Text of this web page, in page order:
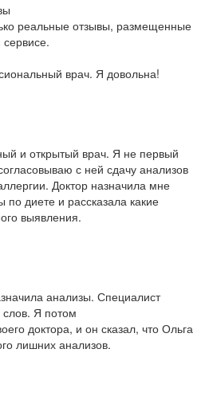
реальные отзывы, размещенные
врач. Я довольна!
и открытый врач. Я не первый
с ней сдачу анализов
Доктор назначила мне
по диете и рассказала какие
выявления.
анализы. Специалист
Я потом
доктора, и он сказал, что Ольга
лишних анализов.